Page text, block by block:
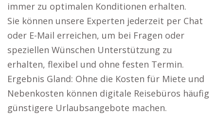
immer zu optimalen Konditionen erhalten.
Sie können unsere Experten jederzeit per Chat
oder E-Mail erreichen, um bei Fragen oder
speziellen Wünschen Unterstützung zu
erhalten, flexibel und ohne festen Termin.
Ergebnis Gland: Ohne die Kosten für Miete und
Nebenkosten können digitale Reisebüros häufig
günstigere Urlaubsangebote machen.